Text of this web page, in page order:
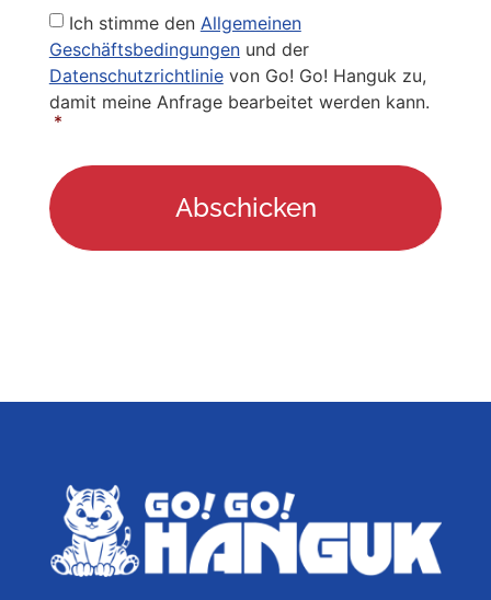
Privacy
Policy *
Ich stimme den Allgemeinen
Geschäftsbedingungenund der
Datenschutzrichtlinievon Go! Go! Hanguk zu,
damit meine Anfrage bearbeitet werden kann.
*